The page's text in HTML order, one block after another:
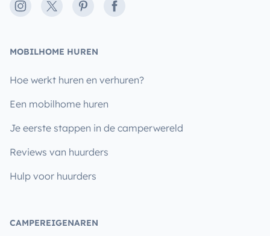
Instagram
X PinterestFacebook
MOBILHOME HUREN
Hoe werkt huren en verhuren?
Een mobilhome huren
Je eerste stappen in de camperwereld
Reviews van huurders
Hulp voor huurders
CAMPEREIGENAREN